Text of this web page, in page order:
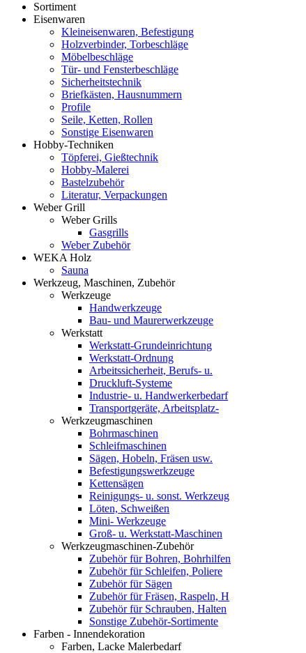
Sortiment
Eisenwaren
Kleineisenwaren, Befestigung
Holzverbinder, Torbeschläge
Möbelbeschläge
Tür- und Fensterbeschläge
Sicherheitstechnik
Briefkästen, Hausnummern
Profile
Seile, Ketten, Rollen
Sonstige Eisenwaren
Hobby-Techniken
Töpferei, Gießtechnik
Hobby-Malerei
Bastelzubehör
Literatur, Verpackungen
Weber Grill
Weber Grills
Gasgrills
Weber Zubehör
WEKA Holz
Sauna
Werkzeug, Maschinen, Zubehör
Werkzeuge
Handwerkzeuge
Bau- und Maurerwerkzeuge
Werkstatt
Werkstatt-Grundeinrichtung
Werkstatt-Ordnung
Arbeitssicherheit, Berufs- u.
Druckluft-Systeme
Industrie- u. Handwerkerbedarf
Transportgeräte, Arbeitsplatz-
Werkzeugmaschinen
Bohrmaschinen
Schleifmaschinen
Sägen, Hobeln, Fräsen usw.
Befestigungswerkzeuge
Kettensägen
Reinigungs- u. sonst. Werkzeug
Löten, Schweißen
Mini- Werkzeuge
Groß- u. Werkstatt-Maschinen
Werkzeugmaschinen-Zubehör
Zubehör für Bohren, Bohrhilfen
Zubehör für Schleifen, Poliere
Zubehör für Sägen
Zubehör für Fräsen, Raspeln, H
Zubehör für Schrauben, Halten
Sonstige Zubehör-Sortimente
Farben - Innendekoration
Farben, Lacke Malerbedarf